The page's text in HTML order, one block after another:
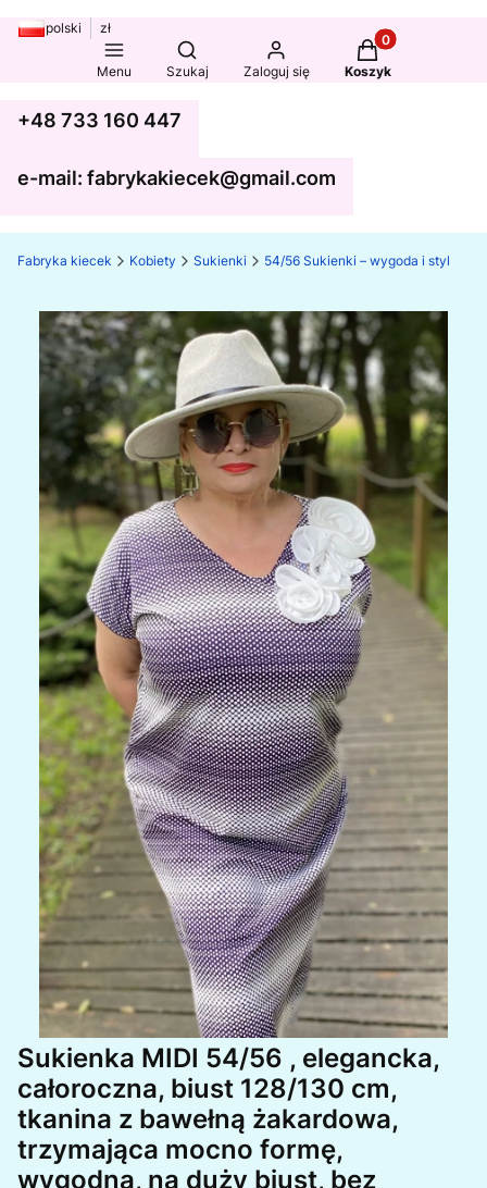
polski zł
Menu
Otwórz wyszukiwarkę
Szukaj Zaloguj się
Produkty w
Koszyk
+48 733 160 447
e-mail: fabrykakiecek@gmail.com
Fabryka kiecek Kobiety Sukienki 54/56 Sukienki – wygoda i styl
Sukienka MIDI 54/56 , elegancka,
całoroczna, biust 128/130 cm,
tkanina z bawełną żakardowa,
trzymająca mocno formę,
wygodna, na duży biust, bez